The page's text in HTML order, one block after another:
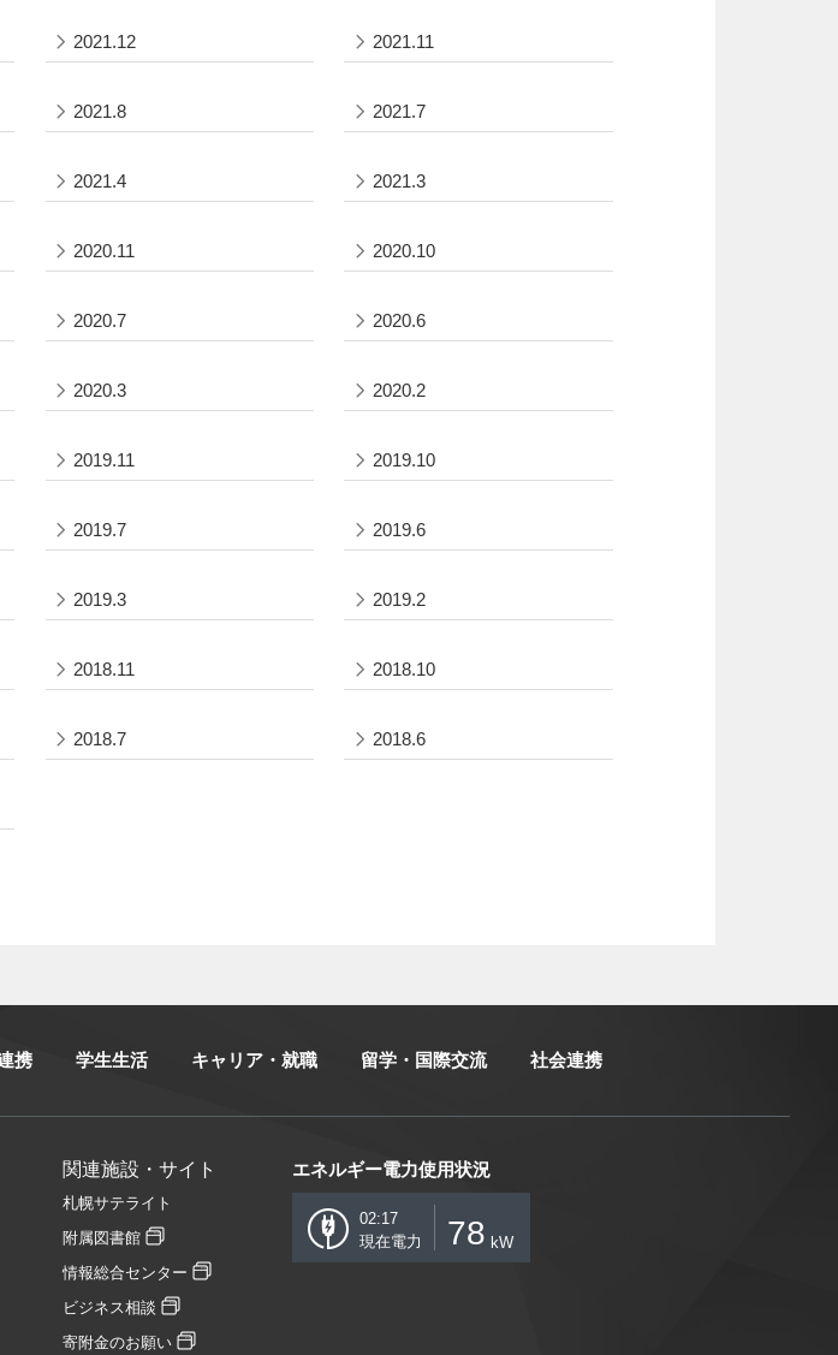
2021.12 2021.11
2021.8 2021.7
2021.4 2021.3
2020.11 2020.10
2020.7 2020.6
2020.3 2020.2
2019.11 2019.10
2019.7 2019.6
2019.3 2019.2
2018.11 2018.10
2018.7 2018.6
携 学生生活 キャリア・就職 留学・国際交流 社会連携
関連施設・サイト
札幌サテライト
附属図書館
情報総合センター
ビジネス相談
寄附金のお願い
エネルギー電力使用状況
02:17
現在電力
78 kW